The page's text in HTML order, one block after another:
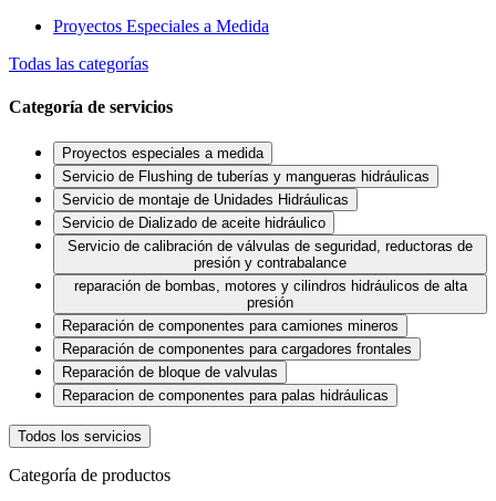
Proyectos Especiales a Medida
Todas las categorías
Categoría de servicios
Proyectos especiales a medida
Servicio de Flushing de tuberías y mangueras hidráulicas
Servicio de montaje de Unidades Hidráulicas
Servicio de Dializado de aceite hidráulico
Servicio de calibración de válvulas de seguridad, reductoras de
presión y contrabalance
reparación de bombas, motores y cilindros hidráulicos de alta
presión
Reparación de componentes para camiones mineros
Reparación de componentes para cargadores frontales
Reparación de bloque de valvulas
Reparacion de componentes para palas hidráulicas
Todos los servicios
Categoría de productos